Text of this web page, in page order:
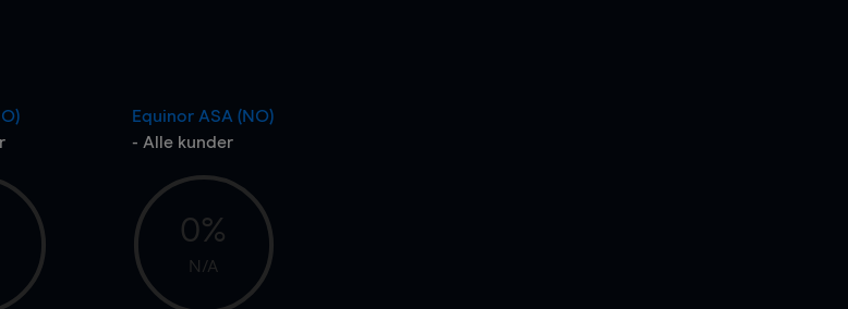
Equinor ASA (NO)
- Alle kunder
0%
N/A